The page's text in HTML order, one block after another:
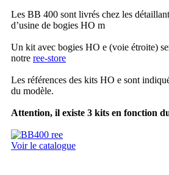
Les BB 400 sont livrés chez les
d’usine de bogies HO m
Un kit avec bogies HO e (voie étroite)
notre ree-store
Les références des kits HO e sont
du modèle.
Attention, il existe 3 kits en fonction
Voir le catalogue